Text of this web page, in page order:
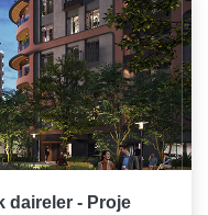
daireler - Proje